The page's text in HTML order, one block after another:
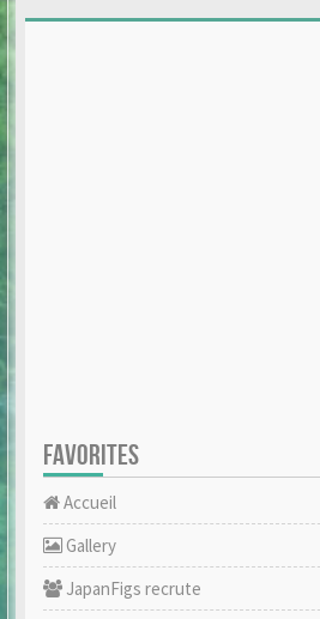
FAVORITES
Accueil
Gallery
JapanFigs recrute